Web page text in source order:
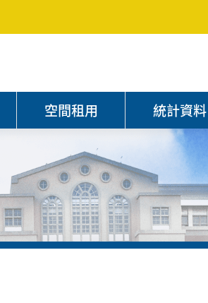
空間租用 統計資料